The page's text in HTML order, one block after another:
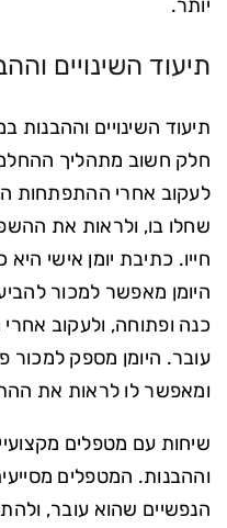
יותר.
תיעוד השינויים
תיעוד השינויים
חלק חשוב מתהליך
לעקוב אחרי ההתפתחות
שחלו בו, ולראות את
חייו. כתיבת יומן אישי היא
היומן מאפשר למכור
כנה ופתוחה, ולעקוב
עובר. היומן מספק
ומאפשר לו לראות את
שיחות עם מטפלים
וההבנות. המטפלים
הנפשיים שהוא עובר,